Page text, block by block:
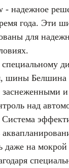
надежное
года. Эти
для
шины
заснеженными
над
даже на мокрой